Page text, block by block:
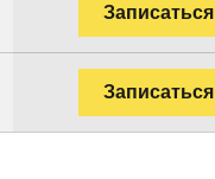
Записаться
Записаться